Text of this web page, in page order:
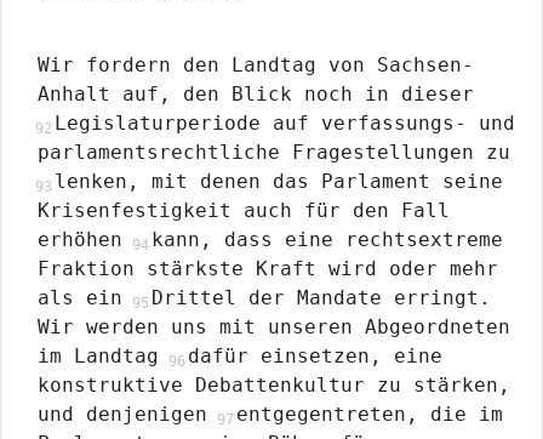
Wir fordern den Landtag von Sachsen-
Anhalt auf, den Blick noch in dieser
Legislaturperiode auf verfassungs- und
parlamentsrechtliche Fragestellungen zu
lenken, mit denen das Parlament seine
Krisenfestigkeit auch für den Fall
erhöhen
kann, dass eine rechtsextreme
Fraktion stärkste Kraft wird oder mehr
als ein
Drittel der Mandate erringt.
Wir werden uns mit unseren Abgeordneten
im Landtag
dafür einsetzen, eine
konstruktive Debattenkultur zu stärken,
und denjenigen
entgegentreten, die im